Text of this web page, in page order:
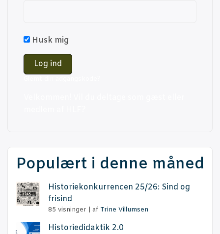
Husk mig
Populært i denne måned
Histo­rie­kon­kur­ren­cen 25/26: Sind og
frisind
85 visninger af Trine Villumsen
Histo­ri­e­di­dak­tik 2.0